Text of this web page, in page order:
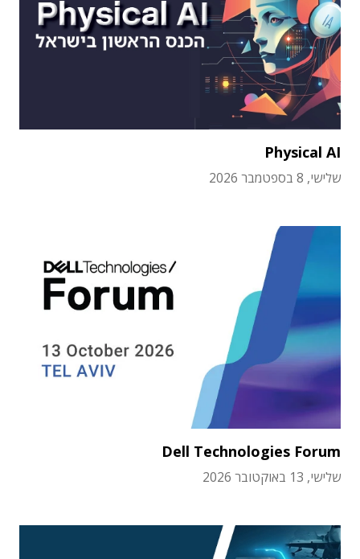
Physical AI
שלישי, 8 בספטמבר 2026
Dell Technologies Forum
שלישי, 13 באוקטובר 2026